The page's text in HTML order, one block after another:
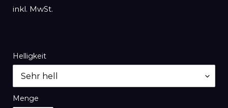
inkl. MwSt.
Helligkeit
Menge